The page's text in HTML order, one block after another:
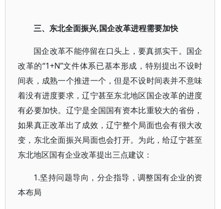
三、东北全面振兴,国企改革进程需要加快
国企改革不能停留在口头上，要真抓实干。国企
改革的“1+N”文件体系已基本形成，特别提出不设时
间表，成熟一个推进一个，但是不设时间表并不意味
着没有进度要求，辽宁甚至东北地区国企改革的进度
有必要加快。辽宁是全国国有资本比重较大的省份，
如果真正改革出了成效，辽宁整个局面也会有很大改
变，东北全面振兴局面也会打开。为此，给辽宁甚至
东北地区国有企业改革提出三点建议：
1.坚持问题导向，分企指导，调整国有企业的资
本布局